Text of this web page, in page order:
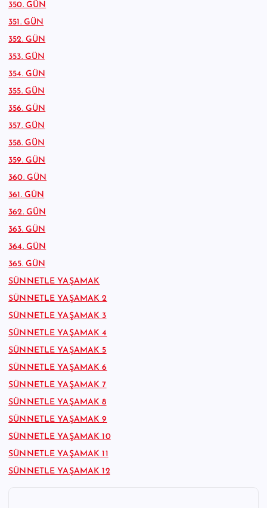
350. GÜN
351. GÜN
352. GÜN
353. GÜN
354. GÜN
355. GÜN
356. GÜN
357. GÜN
358. GÜN
359. GÜN
360. GÜN
361. GÜN
362. GÜN
363. GÜN
364. GÜN
365. GÜN
SÜNNETLE YAŞAMAK
SÜNNETLE YAŞAMAK 2
SÜNNETLE YAŞAMAK 3
SÜNNETLE YAŞAMAK 4
SÜNNETLE YAŞAMAK 5
SÜNNETLE YAŞAMAK 6
SÜNNETLE YAŞAMAK 7
SÜNNETLE YAŞAMAK 8
SÜNNETLE YAŞAMAK 9
SÜNNETLE YAŞAMAK 10
SÜNNETLE YAŞAMAK 11
SÜNNETLE YAŞAMAK 12